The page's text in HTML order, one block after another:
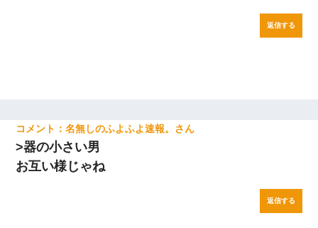
返信する
名無しのふよふよ速報。
>器の小さい男
お互い様じゃね
返信する